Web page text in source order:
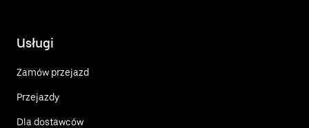
Usługi
Zamów przejazd
Przejazdy
Dla dostawców